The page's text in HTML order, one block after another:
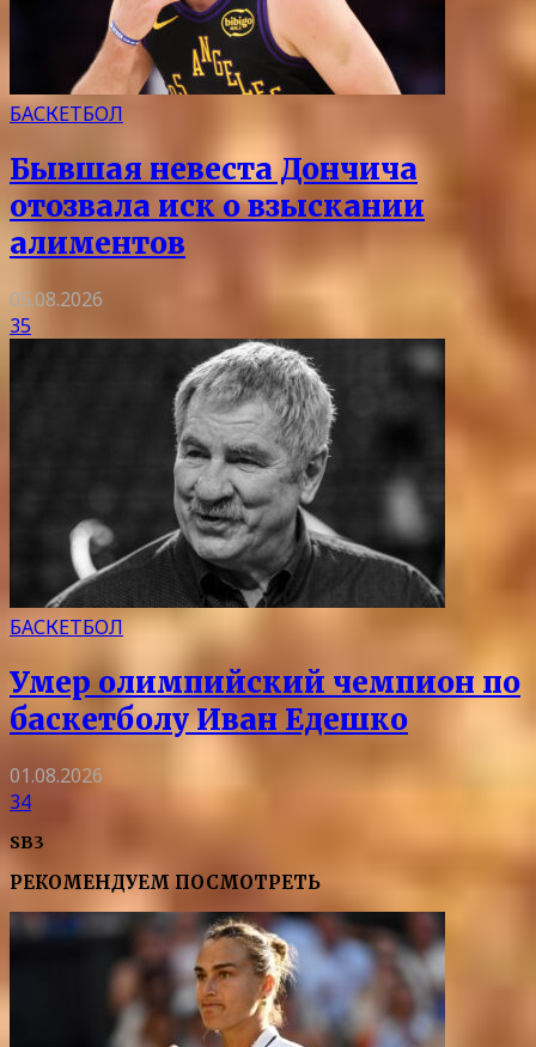
БАСКЕТБОЛ
Бывшая невеста Дончича
отозвала иск о взыскании
алиментов
05.08.2026
35
БАСКЕТБОЛ
Умер олимпийский чемпион по
баскетболу Иван Едешко
01.08.2026
34
SB3
РЕКОМЕНДУЕМ ПОСМОТРЕТЬ